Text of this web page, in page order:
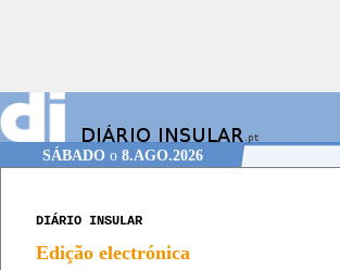
SÁBADOo 8.AGO.2026
DIÁRIO INSULAR
Edição electrónica